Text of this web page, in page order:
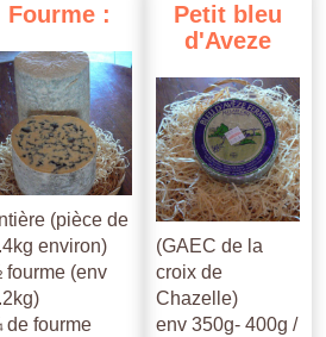
Fourme :
(pièce de
environ)
fourme (env
de fourme
Petit bleu
d'Aveze
(GAEC de la
croix de
Chazelle)
env 350g- 400g /